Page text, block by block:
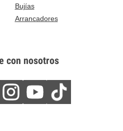
Bujías
Arrancadores
con nosotros